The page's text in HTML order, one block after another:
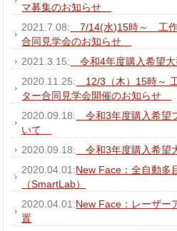
マ募集のお知らせ
2021.7.08: 7/14(水)15時～ 工作
合同見学会のお知らせ
2021.3.15: 令和4年度購入希望
2020.11.25: 12/3（木）15時～
ター合同見学会開催のお知らせ
2020.09.18: 令和3年度購入希望
いて
2020.09.18: 令和3年度購入希望
2020.04.01:New Face：全自動多
（SmartLab）
2020.04.01:New Face：レーザー
置